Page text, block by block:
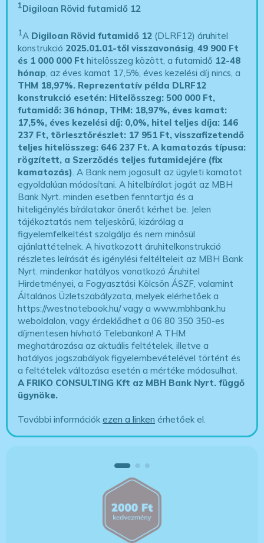
1Digiloan Rövid futamidő 12
1A Digiloan Rövid futamidő 12 (DLRF12) áruhitel
konstrukció 2025.01.01-től visszavonásig,49 900 Ft
és 1 000 000 Ft hitelösszeg között, a futamidő 12-48
hónap, az éves kamat 17,5%, éves kezelési díj nincs, a
THM 18,97%. Reprezentatív példa DLRF12
konstrukció esetén: Hitelösszeg: 500 000 Ft,
futamidő: 36 hónap, THM: 18,97%, éves kamat:
17,5%, éves kezelési díj: 0,0%, hitel teljes díja: 146
237 Ft, törlesztőrészlet: 17 951 Ft, visszafizetendő
teljes hitelösszeg: 646 237 Ft.A kamatozás típusa:
rögzített, a Szerződés teljes futamidejére (fix
kamatozás). A Bank nem jogosult az ügyleti kamatot
egyoldalúan módosítani. A hitelbírálat jogát az MBH
Bank Nyrt. minden esetben fenntartja és a
hiteligénylés bírálatakor önerőt kérhet be. Jelen
tájékoztatás nem teljeskörű, kizárólag a
figyelemfelkeltést szolgálja és nem minősül
ajánlattételnek. A hivatkozott áruhitelkonstrukció
részletes leírását és igénylési feltélteleit az MBH Bank
Nyrt. mindenkor hatályos vonatkozó Áruhitel
Hirdetményei, a Fogyasztási Kölcsön ÁSZF, valamint
Általános Üzletszabályzata, melyek elérhetőek a
https://westnotebook.hu/vagy a www.mbhbank.hu
weboldalon, vagy érdeklődhet a 06 80 350 350-es
díjmentesen hívható Telebankon! A THM
meghatározása az aktuális feltételek, illetve a
hatályos jogszabályok figyelembevételével történt és
a feltételek változása esetén a mértéke módosulhat.
A FRIKO CONSULTING Kft az MBH Bank Nyrt. függő
ügynöke.
További információkezen a linken érhetőek el.